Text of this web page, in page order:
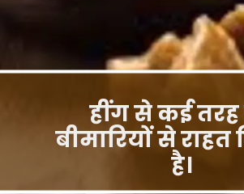
हींग से कई
बीमारियों से राहत
है।